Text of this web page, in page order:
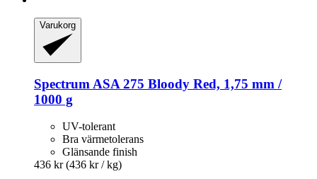
Varukorg
Spectrum ASA 275 Bloody Red, 1,75 mm /
1000 g
UV-tolerant
Bra värmetolerans
Glänsande finish
436 kr (436 kr / kg)